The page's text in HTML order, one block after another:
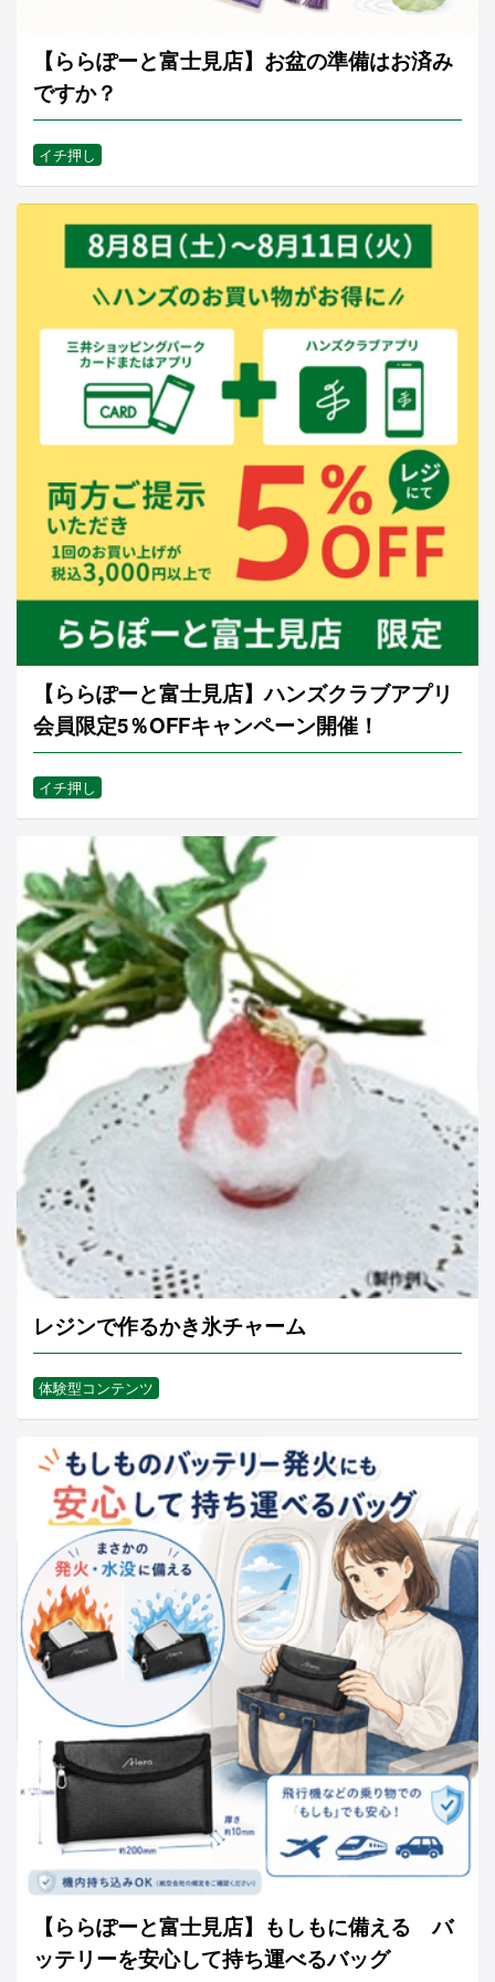
【ららぽーと富士見店】お盆の準備はお済み
ですか？
イチ押し
【ららぽーと富士見店】ハンズクラブアプリ
会員限定5％OFFキャンペーン開催！
イチ押し
レジンで作るかき氷チャーム
体験型コンテンツ
【ららぽーと富士見店】もしもに備える バ
ッテリーを安心して持ち運べるバッグ